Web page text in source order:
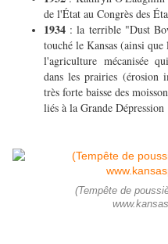
de l'État au Congrès des
1934 : la terrible "Dust
touché le Kansas (ainsi que
l'agriculture mécanisée
dans les prairies (érosion
très forte baisse des
liés à la Grande Dépression
(Tempête de